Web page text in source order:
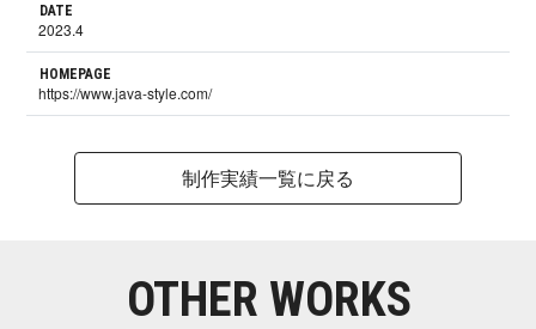
DATE
2023.4
HOMEPAGE
https://www.java-style.com/
制作実績一覧に戻る
OTHER WORKS